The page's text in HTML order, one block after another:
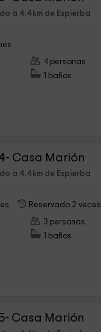
a 4.4km de Espierba
4 personas
1 baños
Casa Marión
a 4.4km de Espierba
Reservado 2 veces
3 personas
1 baños
Casa Marión